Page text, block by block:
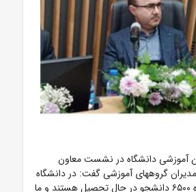
آموزشی دانشگاه در نشست معاون
مدیران گروههای آموزشی گفت: در دانشگاه
علوم پزشکی کرمانشاه ۶۵۰۰ دانشجو در حال تحصیل هستند و ما